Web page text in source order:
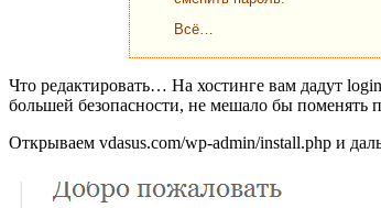
Всё…
Что редактировать… На хостинге вам дадут
большей безопасности, не мешало бы поменять
Открываем vdasus.com/wp-admin/install.php и